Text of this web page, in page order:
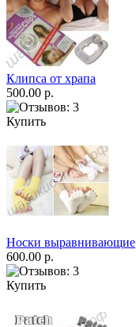
Клипса от храпа
500.00 р.
Купить
Носки выравнивающие
600.00 р.
Купить